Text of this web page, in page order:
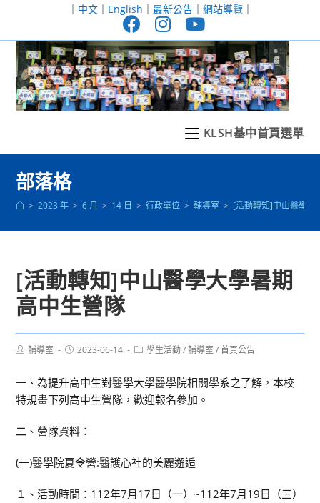
至
｜ 中文｜ English ｜ 最新公告｜ 網站導覽｜
KLSH基中首頁選單
部落格
> 2023 年 > 6 月 > 14 日 > 行政單位 > 輔導室 > [活動轉知]中山醫學大
[活動轉知]中山醫學大學暑期
高中生營隊
Post輔導室
Post2023-06-14
Post學生活動 / 輔導室 / 首頁公告
一、為提升高中生對醫學大學醫學院相關學系之了解，本校
特規畫下列高中生營隊，歡迎報名參加。
二、營隊資料：
(一)醫學院夏令營:醫護心社的美麗邂逅
１、活動時間：112年7月17日（一）~112年7月19日（三）